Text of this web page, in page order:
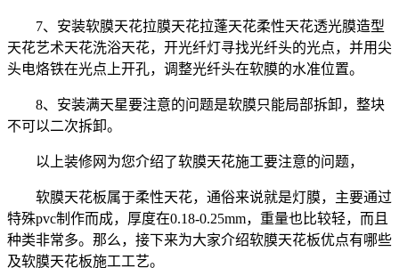
7、安装软膜天花拉膜天花拉蓬天花柔性天花透光膜造型
天花艺术天花洗浴天花，开光纤灯寻找光纤头的光点，并用尖
头电烙铁在光点上开孔，调整光纤头在软膜的水准位置。
8、安装满天星要注意的问题是软膜只能局部拆卸，整块
不可以二次拆卸。
以上装修网为您介绍了软膜天花施工要注意的问题，
软膜天花板属于柔性天花，通俗来说就是灯膜，主要通过
特殊pvc制作而成，厚度在0.18-0.25mm，重量也比较轻，而且
种类非常多。那么，接下来为大家介绍软膜天花板优点有哪些
及软膜天花板施工工艺。